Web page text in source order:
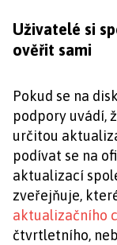
Uživatelé si
ověřit sami
Pokud se na
podpory uvádí,
určitou
podívat se na
aktualizací
zveřejňuje,
aktualizačního
čtvrtletního,